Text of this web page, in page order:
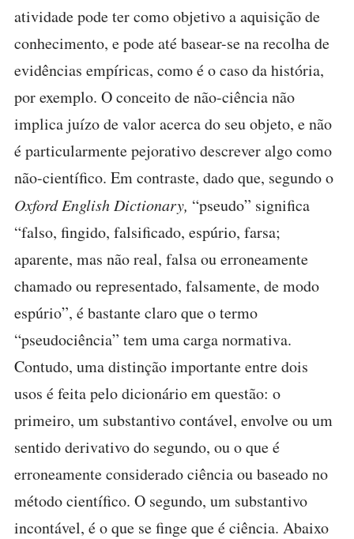
atividade pode ter como objetivo a aquisição de
conhecimento, e pode até basear-se na recolha de
evidências empíricas, como é o caso da história,
por exemplo. O conceito de não-ciência não
implica juízo de valor acerca do seu objeto, e não
é particularmente pejorativo descrever algo como
não-científico. Em contraste, dado que, segundo o
Oxford English Dictionary, “pseudo” significa
“falso, fingido, falsificado, espúrio, farsa;
aparente, mas não real, falsa ou erroneamente
chamado ou representado, falsamente, de modo
espúrio”, é bastante claro que o termo
“pseudociência” tem uma carga normativa.
Contudo, uma distinção importante entre dois
usos é feita pelo dicionário em questão: o
primeiro, um substantivo contável, envolve ou um
sentido derivativo do segundo, ou o que é
erroneamente considerado ciência ou baseado no
método científico. O segundo, um substantivo
incontável, é o que se finge que é ciência. Abaixo